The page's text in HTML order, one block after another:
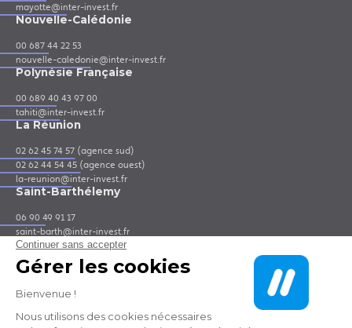
mayotte@inter-invest.fr
Nouvelle-Calédonie
00 687 44 22 53
nouvelle-caledonie@inter-invest.fr
Polynésie Française
00 689 40 43 97 00
tahiti@inter-invest.fr
La Réunion
02 62 45 74 57 (agence sud)
02 62 44 54 45 (agence ouest)
la-reunion@inter-invest.fr
Saint-Barthélemy
06 90 49 91 17
saint-barth@inter-invest.fr
Saint-Martin
06 90 41 64 55